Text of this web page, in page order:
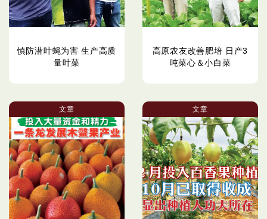
慎防潜叶蝇为害 生产高质
量叶菜
高原农友改善肥培 日产3
吨菜心＆小白菜
文章 文章